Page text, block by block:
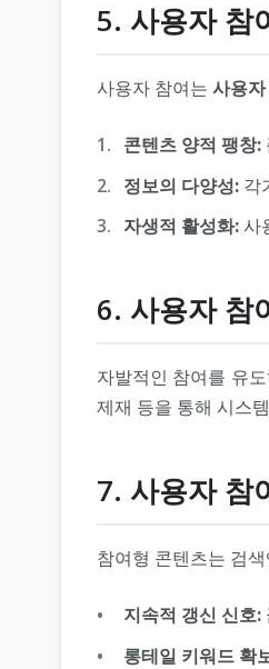
5. 사용자 참
사용자 참여는 사용
콘텐츠 양적 팽창:
정보의 다양성: 각
자생적 활성화:사
6. 사용자 참
자발적인 참여를 유
제재 등을 통해 시스
7. 사용자 참
참여형 콘텐츠는 검
지속적 갱신 신호:
롱테일 키워드 확